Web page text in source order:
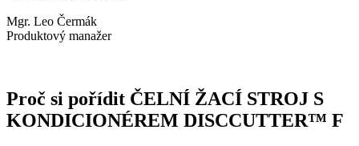
Mgr. Leo Čermák
Produktový manažer
Proč si pořídit ČELNÍ ŽACÍ STROJ S
KONDICIONÉREM DISCCUTTER™ F